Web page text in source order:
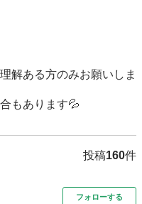
解ある方のみお願いしま
もあります💦
投稿160件
フォローする